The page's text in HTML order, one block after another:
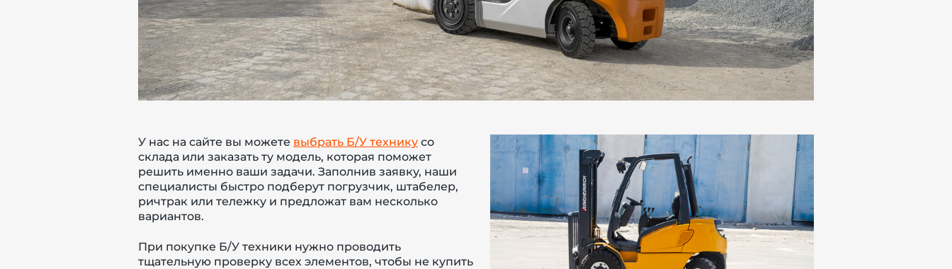
У нас на сайте вы можете выбрать Б/У технику со
склада или заказать ту модель, которая поможет
решить именно ваши задачи. Заполнив заявку, наши
специалисты быстро подберут погрузчик, штабелер,
ричтрак или тележку и предложат вам несколько
вариантов.
При покупке Б/У техники нужно проводить
тщательную проверку всех элементов, чтобы не купить